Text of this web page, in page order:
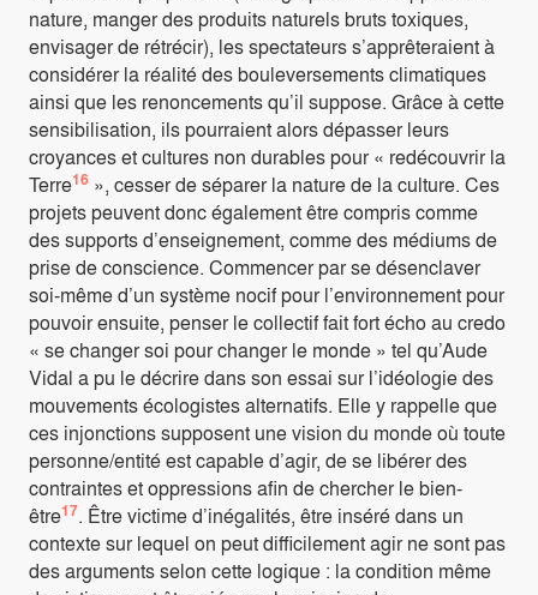
nature, manger des produits naturels bruts toxiques,
envisager de rétrécir), les spectateurs s’apprêteraient à
considérer la réalité des bouleversements climatiques
ainsi que les renoncements qu’il suppose. Grâce à cette
sensibilisation, ils pourraient alors dépasser leurs
croyances et cultures non durables pour « redécouvrir la
Terre16 », cesser de séparer la nature de la culture. Ces
projets peuvent donc également être compris comme
des supports d’enseignement, comme des médiums de
prise de conscience. Commencer par se désenclaver
soi-même d’un système nocif pour l’environnement pour
pouvoir ensuite, penser le collectif fait fort écho au credo
« se changer soi pour changer le monde » tel qu’Aude
Vidal a pu le décrire dans son essai sur l’idéologie des
mouvements écologistes alternatifs. Elle y rappelle que
ces injonctions supposent une vision du monde où toute
personne/entité est capable d’agir, de se libérer des
contraintes et oppressions afin de chercher le bien-
être17. Être victime d’inégalités, être inséré dans un
contexte sur lequel on peut difficilement agir ne sont pas
des arguments selon cette logique : la condition même